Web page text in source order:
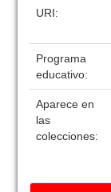
URI:
Programa
educativo:
Aparece en
las
colecciones: